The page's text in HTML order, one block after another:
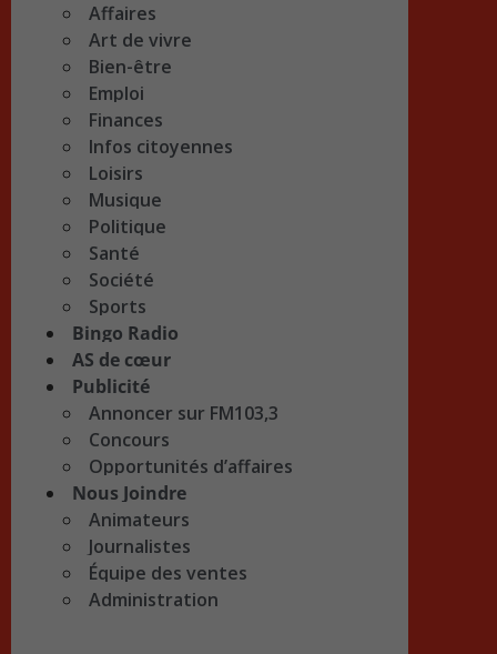
Affaires
Art de vivre
Bien-être
Emploi
Finances
Infos citoyennes
Loisirs
Musique
Politique
Santé
Société
Sports
Bingo Radio
AS de cœur
Publicité
Annoncer sur FM103,3
Concours
Opportunités d’affaires
Nous Joindre
Animateurs
Journalistes
Équipe des ventes
Administration